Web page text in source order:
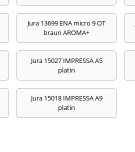
Jura 13699 ENA micro 9 OT
braun AROMA+
Jura 15027 IMPRESSA A5
platin
Jura 15018 IMPRESSA A9
platin